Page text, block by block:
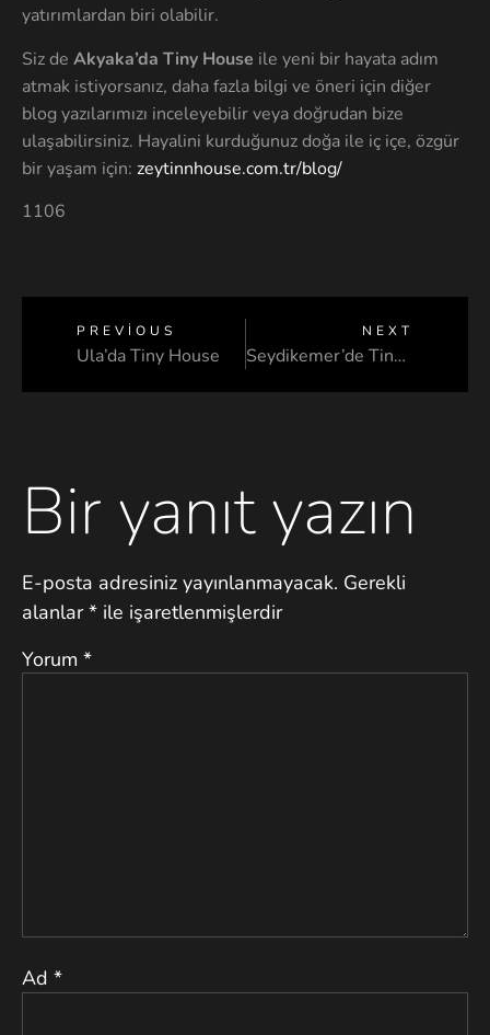
yatırımlardan biri olabilir.
Siz de Akyaka’da Tiny House ile yeni bir hayata adım
atmak istiyorsanız, daha fazla bilgi ve öneri için diğer
blog yazılarımızı inceleyebilir veya doğrudan bize
ulaşabilirsiniz. Hayalini kurduğunuz doğa ile iç içe, özgür
bir yaşam için: zeytinnhouse.com.tr/blog/
1106
PREVIOUS
Ula’da Tiny House
NEXT
Seydikemer’de Tiny House
Bir yanıt yazın
E-posta adresiniz yayınlanmayacak. Gerekli
alanlar* ile işaretlenmişlerdir
Yorum *
Ad *